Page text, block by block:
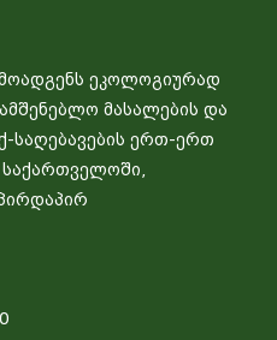
ეკოლოგიურად
მასალების და
საღებავების ერთ-ერთ